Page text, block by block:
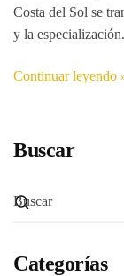
Costa del Sol se
y la especialización.
Continuar leyendo
Buscar
Categorías